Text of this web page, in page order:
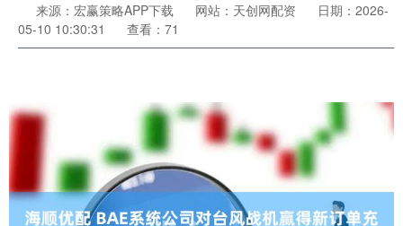
来源：宏赢策略APP下载 网站：天创网配资
日期：2026-
05-10 10:30:31
查看：71